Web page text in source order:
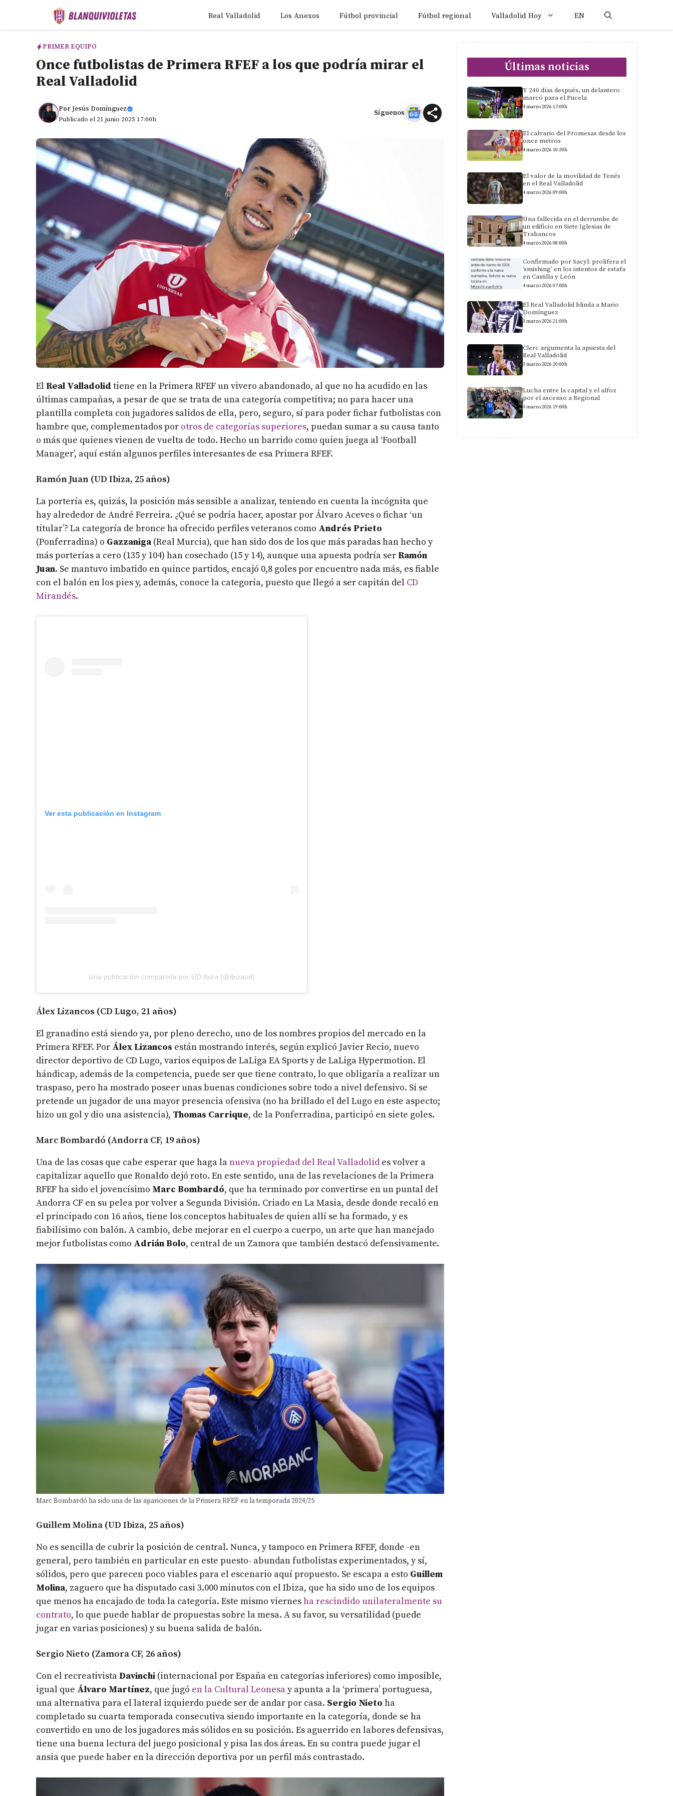
Real Valladolid Los Anexos Fútbol provincial Fútbol regional Valladolid Hoy EN
PRIMER EQUIPO
Once futbolistas de Primera RFEF a los que podría mirar el
Real Valladolid
Por Jesús Domínguez
Publicado el 21 junio 2025 17:00h
Síguenos
El Real Valladolid tiene en la Primera RFEF un vivero abandonado, al que no ha acudido en las
últimas campañas, a pesar de que se trata de una categoría competitiva; no para hacer una
plantilla completa con jugadores salidos de ella, pero, seguro, sí para poder fichar futbolistas con
hambre que, complementados por otros de categorías superiores, puedan sumar a su causa tanto
o más que quienes vienen de vuelta de todo. Hecho un barrido como quien juega al ‘Football
Manager’, aquí están algunos perfiles interesantes de esa Primera RFEF.
Ramón Juan (UD Ibiza, 25 años)
La portería es, quizás, la posición más sensible a analizar, teniendo en cuenta la incógnita que
hay alrededor de André Ferreira. ¿Qué se podría hacer, apostar por Álvaro Aceves o fichar ‘un
titular’? La categoría de bronce ha ofrecido perfiles veteranos como Andrés Prieto
(Ponferradina) o Gazzaniga (Real Murcia), que han sido dos de los que más paradas han hecho y
más porterías a cero (135 y 104) han cosechado (15 y 14), aunque una apuesta podría ser Ramón
Juan. Se mantuvo imbatido en quince partidos, encajó 0,8 goles por encuentro nada más, es fiable
con el balón en los pies y, además, conoce la categoría, puesto que llegó a ser capitán del CD
Mirandés.
Ver esta publicación en Instagram
Una publicación compartida por UD Ibiza (@ibizaud)
Álex Lizancos (CD Lugo, 21 años)
El granadino está siendo ya, por pleno derecho, uno de los nombres propios del mercado en la
Primera RFEF. Por Álex Lizancos están mostrando interés, según explicó Javier Recio, nuevo
director deportivo de CD Lugo, varios equipos de LaLiga EA Sports y de LaLiga Hypermotion. El
hándicap, además de la competencia, puede ser que tiene contrato, lo que obligaría a realizar un
traspaso, pero ha mostrado poseer unas buenas condiciones sobre todo a nivel defensivo. Si se
pretende un jugador de una mayor presencia ofensiva (no ha brillado el del Lugo en este aspecto;
hizo un gol y dio una asistencia), Thomas Carrique, de la Ponferradina, participó en siete goles.
Marc Bombardó (Andorra CF, 19 años)
Una de las cosas que cabe esperar que haga lanueva propiedad del Real Valladolid es volver a
capitalizar aquello que Ronaldo dejó roto. En este sentido, una de las revelaciones de la Primera
RFEF ha sido el jovencísimo Marc Bombardó, que ha terminado por convertirse en un puntal del
Andorra CF en su pelea por volver a Segunda División. Criado en La Masia, desde donde recaló en
el principado con 16 años, tiene los conceptos habituales de quien allí se ha formado, y es
fiabilísimo con balón. A cambio, debe mejorar en el cuerpo a cuerpo, un arte que han manejado
mejor futbolistas como Adrián Bolo, central de un Zamora que también destacó defensivamente.
Marc Bombardó ha sido una de las apariciones de la Primera RFEF en la temporada 2024/25
Guillem Molina (UD Ibiza, 25 años)
No es sencilla de cubrir la posición de central. Nunca, y tampoco en Primera RFEF, donde -en
general, pero también en particular en este puesto- abundan futbolistas experimentados, y sí,
sólidos, pero que parecen poco viables para el escenario aquí propuesto. Se escapa a esto Guillem
Molina, zaguero que ha disputado casi 3.000 minutos con el Ibiza, que ha sido uno de los equipos
que menos ha encajado de toda la categoría. Este mismo viernesha rescindido unilateralmente su
contrato, lo que puede hablar de propuestas sobre la mesa. A su favor, su versatilidad (puede
jugar en varias posiciones) y su buena salida de balón.
Sergio Nieto (Zamora CF, 26 años)
Con el recreativistaDavinchi (internacional por España en categorías inferiores) como imposible,
igual que Álvaro Martínez, que jugó en la Cultural Leonesay apunta a la ‘primera’ portuguesa,
una alternativa para el lateral izquierdo puede ser de andar por casa. Sergio Nieto ha
completado su cuarta temporada consecutiva siendo importante en la categoría, donde se ha
convertido en uno de los jugadores más sólidos en su posición. Es aguerrido en labores defensivas,
tiene una buena lectura del juego posicional y pisa las dos áreas. En su contra puede jugar el
ansia que puede haber en la dirección deportiva por un perfil más contrastado.
Últimas noticias
Y 240 días después, un delantero
marcó para el Pucela
4 marzo 2026 17:00h
El calvario del Promesas desde los
once metros
4 marzo 2026 10:30h
El valor de la movilidad de Tenés
en el Real Valladolid
4 marzo 2026 09:00h
Una fallecida en el derrumbe de
un edificio en Siete Iglesias de
Trabancos
4 marzo 2026 08:00h
Confirmado por Sacyl: prolifera el
‘smishing’ en los intentos de estafa
en Castilla y León
4 marzo 2026 07:00h
El Real Valladolid blinda a Mario
Domínguez
3 marzo 2026 21:00h
Clerc argumenta la apuesta del
Real Valladolid
3 marzo 2026 20:00h
Lucha entre la capital y el alfoz
por el ascenso a Regional
3 marzo 2026 19:00h